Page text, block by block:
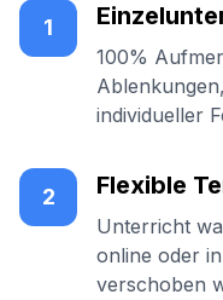
1
100%
individueller
2 Flexible
Unterricht
online oder
verschoben